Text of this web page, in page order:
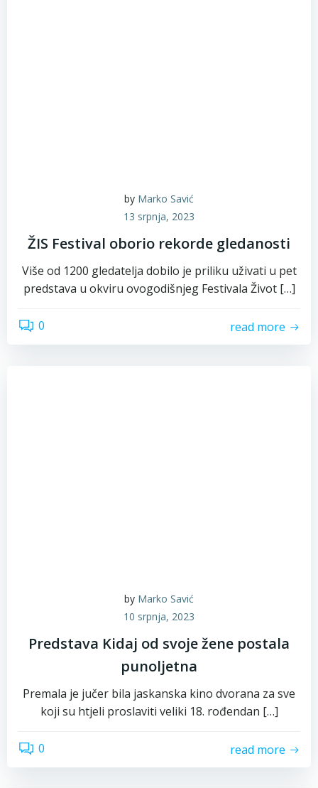
by Marko Savić
13 srpnja, 2023
ŽIS Festival oborio rekorde gledanosti
Više od 1200 gledatelja dobilo je priliku uživati u pet
predstava u okviru ovogodišnjeg Festivala Život […]
0 read more
by Marko Savić
10 srpnja, 2023
Predstava Kidaj od svoje žene postala
punoljetna
Premala je jučer bila jaskanska kino dvorana za sve
koji su htjeli proslaviti veliki 18. rođendan […]
0 read more